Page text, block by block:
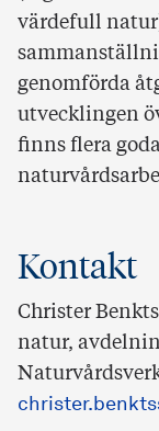
värdefull
genomförda
utvecklingen
finns flera
Kontakt
Christer
natur,